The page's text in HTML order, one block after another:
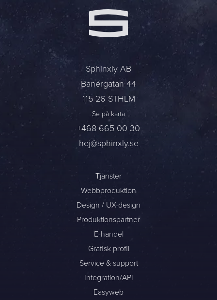
Namn *
Företag *
Telefon *
Skicka meddelande
Sphinxly AB
Banérgatan 44
115 26 STHLM
Se på karta
+468-665 00 30
hej@sphinxly.se
Tjänster
Webbproduktion
Design / UX-design
Produktionspartner
E-handel
Grafisk profil
Service & support
Integration/API
Easyweb